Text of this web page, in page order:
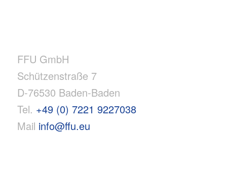
FFU GmbH
Schützenstraße 7
D-76530 Baden-Baden
Tel. +49 (0) 7221 9227038
Mail info@ffu.eu